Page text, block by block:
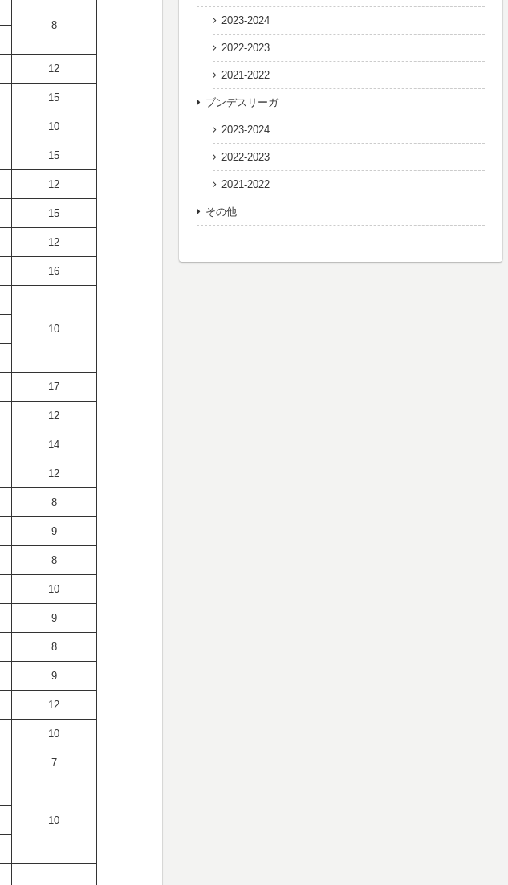
8
12
15
10
15
12
15
12
16
10
17
12
14
12
8
9
8
10
9
8
9
12
10
7
10
2023-2024
2022-2023
2021-2022
ブンデスリーガ
2023-2024
2022-2023
2021-2022
その他